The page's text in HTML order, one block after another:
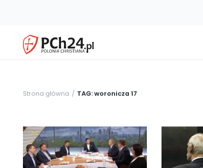
Strona główna TAG: woronicza 17